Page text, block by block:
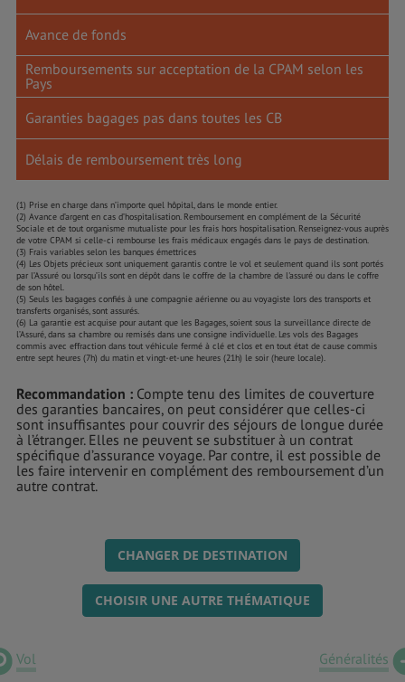
Avance de fonds
Remboursements sur acceptation de la CPAM selon les
Pays
Garanties bagages pas dans toutes les CB
Délais de remboursement très long
(1) Prise en charge dans n’importe quel hôpital, dans le monde entier.
(2) Avance d’argent en cas d’hospitalisation. Remboursement en complément de la Sécurité
Sociale et de tout organisme mutualiste pour les frais hors hospitalisation. Renseignez-vous auprès
de votre CPAM si celle-ci rembourse les frais médicaux engagés dans le pays de destination.
(3) Frais variables selon les banques émettrices
(4) Les Objets précieux sont uniquement garantis contre le vol et seulement quand ils sont portés
par l’Assuré ou lorsqu’ils sont en dépôt dans le coffre de la chambre de l'assuré ou dans le coffre
de son hôtel.
(5) Seuls les bagages confiés à une compagnie aérienne ou au voyagiste lors des transports et
transferts organisés, sont assurés.
(6) La garantie est acquise pour autant que les Bagages, soient sous la surveillance directe de
l’Assuré, dans sa chambre ou remisés dans une consigne individuelle. Les vols des Bagages
commis avec effraction dans tout véhicule fermé à clé et clos et en tout état de cause commis
entre sept heures (7h) du matin et vingt-et-une heures (21h) le soir (heure locale).
Recommandation : Compte tenu des limites de couverture
des garanties bancaires, on peut considérer que celles-ci
sont insuffisantes pour couvrir des séjours de longue durée
à l’étranger. Elles ne peuvent se substituer à un contrat
spécifique d’assurance voyage. Par contre, il est possible de
les faire intervenir en complément des remboursement d’un
autre contrat.
CHANGER DE DESTINATION
CHOISIR UNE AUTRE THÉMATIQUE
Vol Généralités